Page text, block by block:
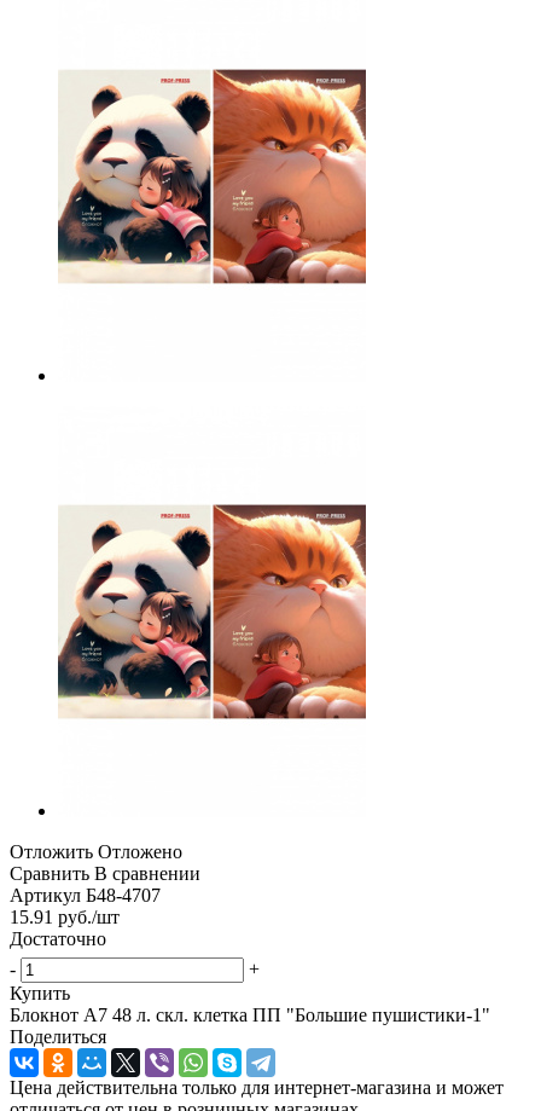
Отложить Отложено
Сравнить В сравнении
Артикул Б48-4707
15.91 руб./шт
Достаточно
-
+
Купить
Блокнот А7 48 л. скл. клетка ПП "Большие пушистики-1"
Поделиться
Цена действительна только для интернет-магазина и может